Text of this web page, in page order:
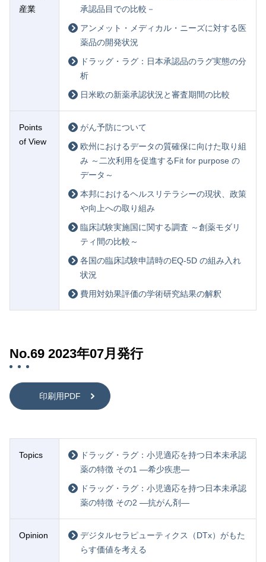
産業
承認品目での比較－
アンメット・メディカル・ニーズに対する医
薬品の開発状況
ドラッグ・ラグ：日本承認品のラグ実態の分
析
日米欧の新薬承認状況と審査期間の比較
Points
of View
がん予防について
欧州におけるデータの質確保に向けた取り組
み ～二次利用を促進するFit for purpose の
データ～
本邦におけるヘルスリテラシーの現状、政策
や向上への取り組み
臨床試験実施国に関する調査 ～創薬モダリ
ティ間の比較～
各国の臨床試験申請時のEQ-5D の組み入れ
状況
費用対効果評価の学術研究結果の解釈
No.69 2023年07月発行
印刷用PDF
Topics
ドラッグ・ラグ：小児適応を持つ日本未承認
薬の特徴 その1 —希少疾患—
ドラッグ・ラグ：小児適応を持つ日本未承認
薬の特徴 その2 —抗がん剤—
Opinion
デジタルセラピューティクス（DTx）がもた
らす価値を考える